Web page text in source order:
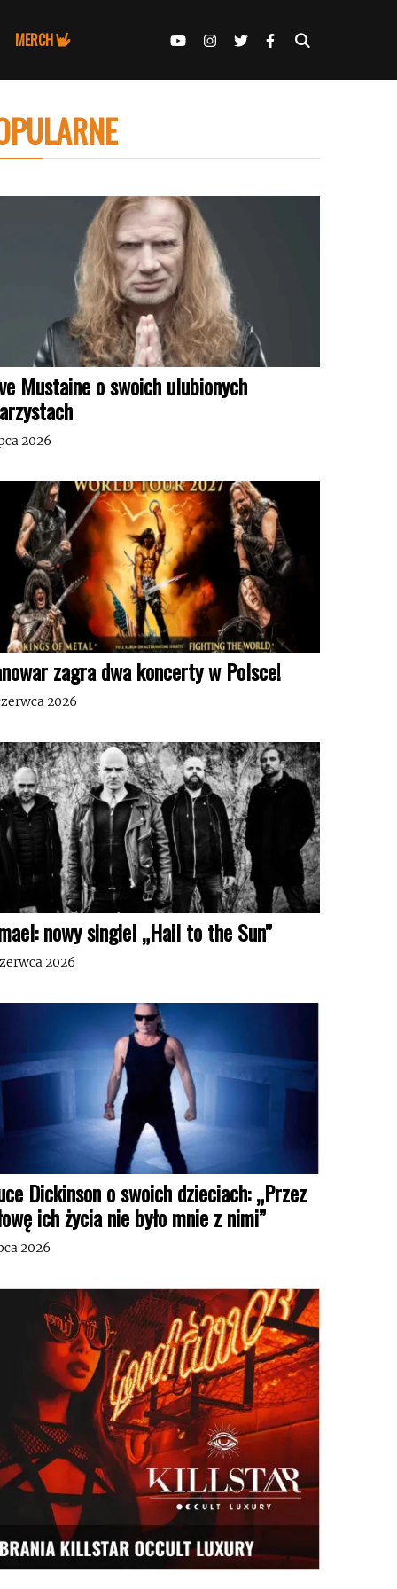
MERCH
Mustaine o swoich ulubionych
2026
zagra dwa koncerty w Polsce!
2026
nowy singiel „Hail to the Sun”
2026
Dickinson o swoich dzieciach: „Przez
ich życia nie było mnie z nimi”
2026